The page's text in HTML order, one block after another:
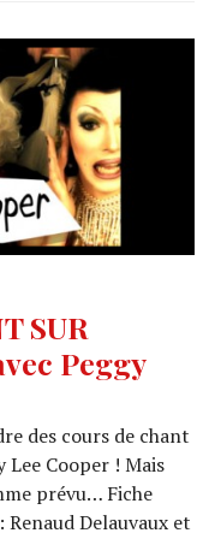
SUR
Peggy
des cours de chant
Lee Cooper ! Mais
prévu… Fiche
Delauvaux et